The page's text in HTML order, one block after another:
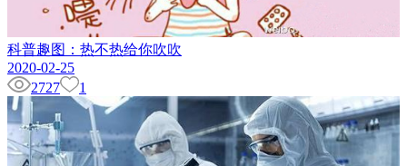
科普趣图：热不热给你吹吹
2020-02-25
2727
1